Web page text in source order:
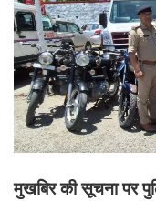
मुखबिर की सूचना पर